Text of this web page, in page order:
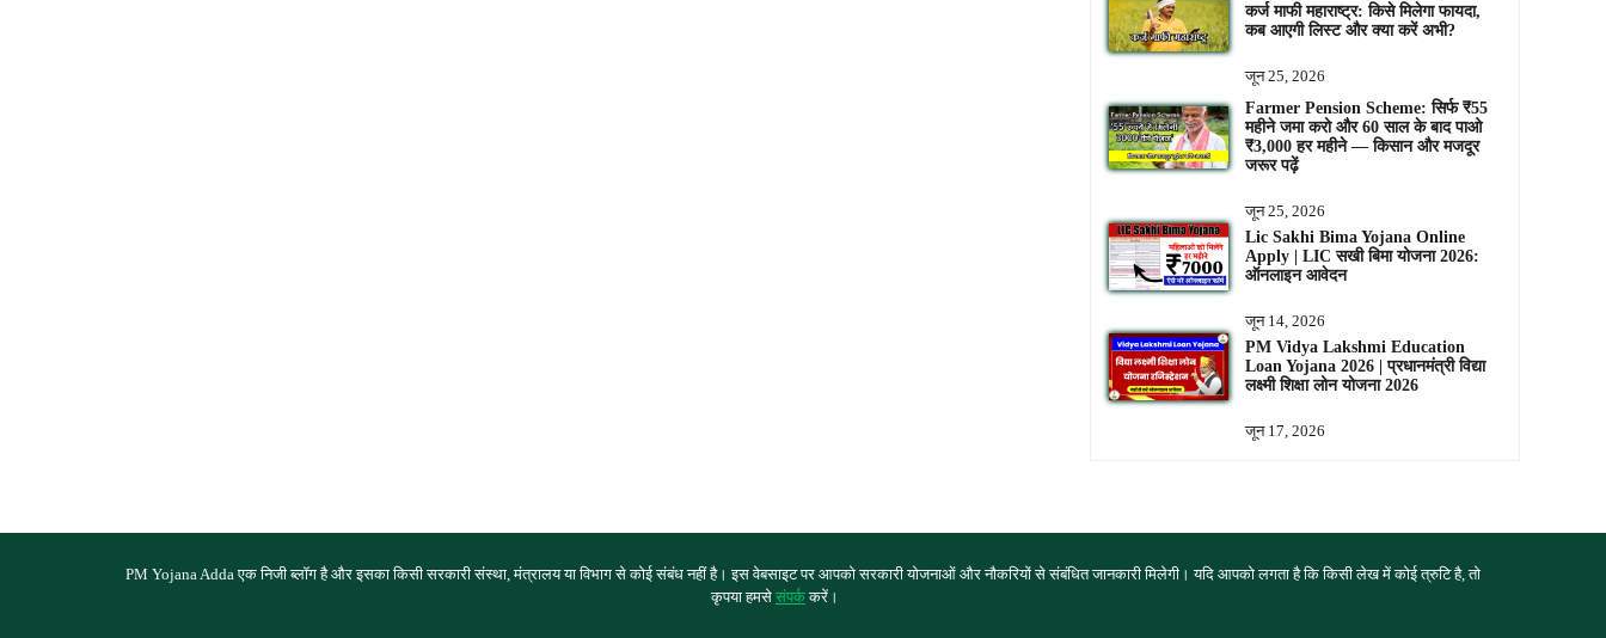
कर्ज माफी महाराष्ट्र: किसे मिलेगा फायदा,
कब आएगी लिस्ट और क्या करें अभी?
जून 25, 2026
Farmer Pension Scheme: सिर्फ ₹55
महीने जमा करो और 60 साल के बाद पाओ
₹3,000 हर महीने — किसान और मजदूर
जरूर पढ़ें
जून 25, 2026
Lic Sakhi Bima Yojana Online
Apply | LIC सखी बिमा योजना 2026:
ऑनलाइन आवेदन
जून 14, 2026
PM Vidya Lakshmi Education
Loan Yojana 2026 | प्रधानमंत्री विद्या
लक्ष्मी शिक्षा लोन योजना 2026
जून 17, 2026
PM Yojana Adda एक निजी ब्लॉग है और इसका किसी सरकारी संस्था, मंत्रालय या विभाग से कोई संबंध नहीं है। इस वेबसाइट पर आपको सरकारी योजनाओं और नौकरियों से संबंधित जानकारी मिलेगी। यदि आपको लगता है कि किसी लेख में कोई त्रुटि है, तो
कृपया हमसे संपर्ककरें।